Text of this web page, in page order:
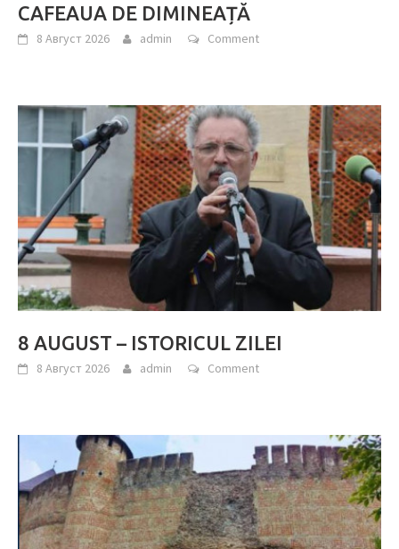
CAFEAUA DE DIMINEAȚĂ
8 Август 2026 admin Comment
8 AUGUST – ISTORICUL ZILEI
8 Август 2026 admin Comment